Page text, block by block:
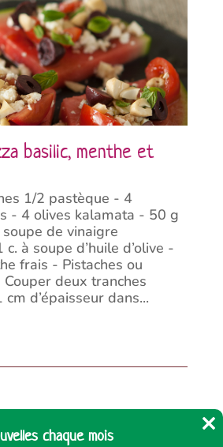
basilic, menthe et
1/2 pastèque - 4
- 4 olives kalamata - 50 g
de vinaigre
à soupe d’huile d’olive -
frais - Pistaches ou
deux tranches
d’épaisseur dans...
chaque mois